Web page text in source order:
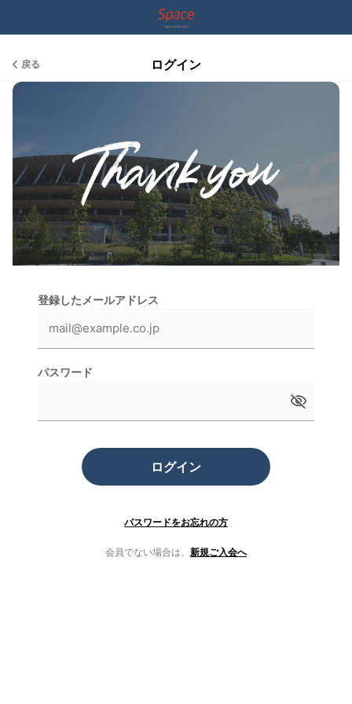
戻る ログイン
登録したメールアドレス
パスワード
ログイン
パスワードをお忘れの方
会員でない場合は、 新規ご入会へ